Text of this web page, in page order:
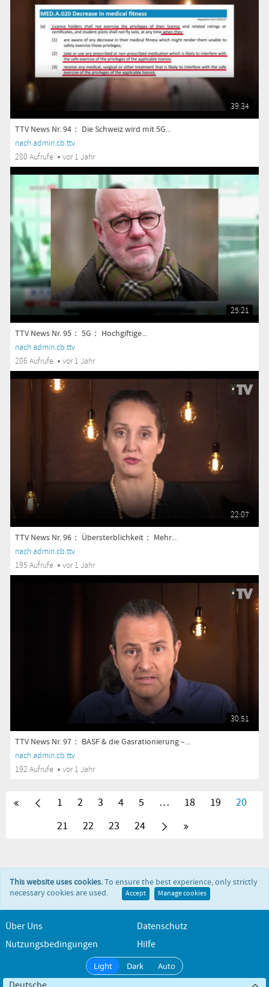
39:34
TTV News Nr. 94： Die Schweiz wird mit 5G...
nach admin.cb.ttv
280 Aufrufe
vor 1 Jahr
25:21
TTV News Nr. 95： 5G： Hochgiftige...
nach admin.cb.ttv
206 Aufrufe
vor 1 Jahr
22:07
TTV News Nr. 96： Übersterblichkeit： Mehr...
nach admin.cb.ttv
195 Aufrufe
vor 1 Jahr
30:51
TTV News Nr. 97： BASF & die Gasrationierung –...
nach admin.cb.ttv
192 Aufrufe
vor 1 Jahr
1 2 3 4 5 … 18 19
20
21
22 23 24
This website uses cookies.To ensure the best experience, only strictly
necessary cookies are used.
Accept Manage cookies
Über Uns
Datenschutz
Nutzungsbedingungen
Hilfe
Light Dark Auto